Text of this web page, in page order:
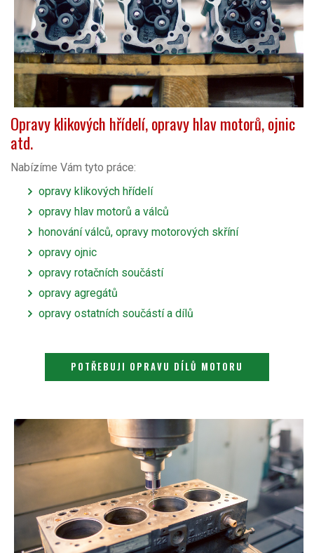
Opravy klikových hřídelí, opravy hlav motorů, ojnic
atd.
Nabízíme Vám tyto práce:
opravy klikových hřídelí
opravy hlav motorů a válců
honování válců, opravy motorových skříní
opravy ojnic
opravy rotačních součástí
opravy agregátů
opravy ostatních součástí a dílů
POTŘEBUJI OPRAVU DÍLŮ MOTORU